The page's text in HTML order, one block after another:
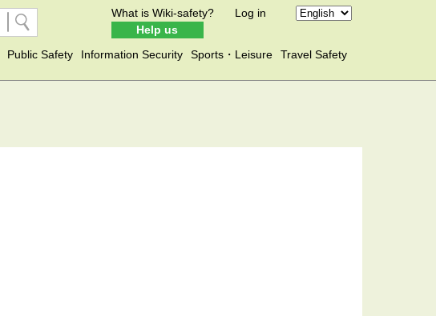
What is Wiki-safety?
Help us
Log in
Public Safety Information Security Sports・Leisure
Travel Safety